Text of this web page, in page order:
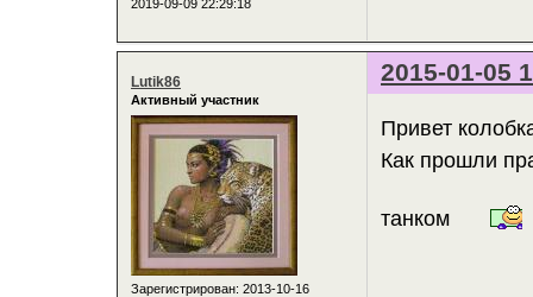
2019-09-09 22:29:18
2015-01-05
Lutik86
Активный участник
Зарегистрирован: 2013-10-16
Привет
Как прошли
танком